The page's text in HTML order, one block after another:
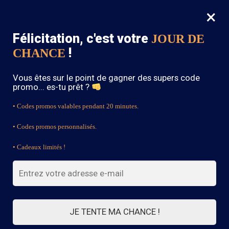
0
SOLDES : -15% sur toute la boutique avec le code « BOHEME15 »
Red Boho Dress
FILTRES
16 résultats affichés
×
Félicitation, c'est votre JOUR DE
CHANCE !
Vous êtes sur le point de gagner des supers code
promo... es-tu prêt ?
• Codes promos valables pendant 20 minutes.
• Codes promos personnalisés.
• Cadeaux limités !
JE TENTE MA CHANCE !